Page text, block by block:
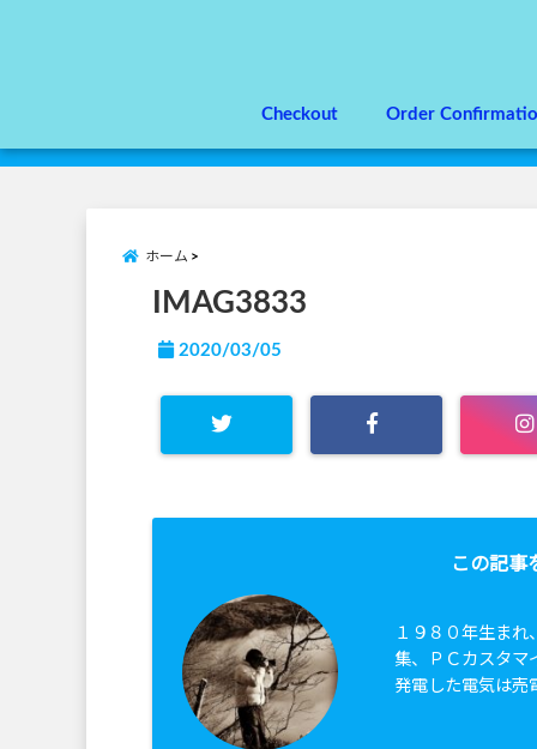
Checkout Order
ホーム
IMAG3833
2020/03/05
この記事
１９８０年生ま
集、ＰＣカスタマ
発電した電気は売